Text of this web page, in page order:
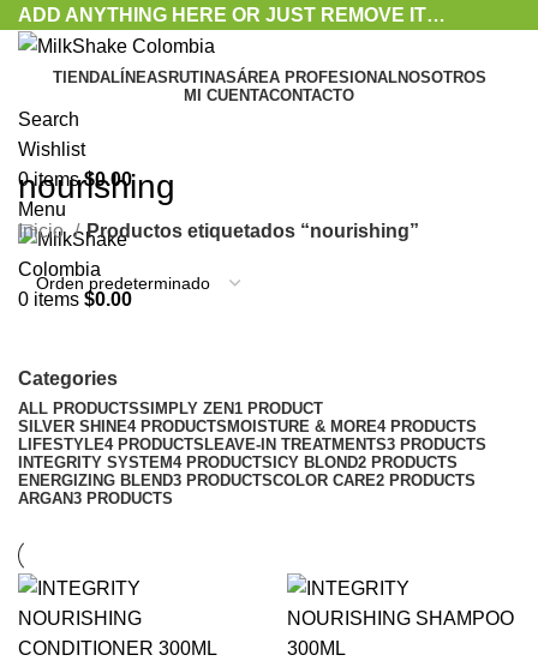
ADD ANYTHING HERE OR JUST REMOVE IT…
TIENDALÍNEAS RUTINASÁREA PROFESIONALNOSOTROS
MI CUENTACONTACTO
Search
Wishlist
0items $0.00
Menu
0 items $0.00
nourishing
Inicio Productos etiquetados “nourishing”
Categories
ALL PRODUCTSSIMPLY ZEN1 PRODUCT
SILVER SHINE4 PRODUCTS MOISTURE & MORE4 PRODUCTS
LIFESTYLE4 PRODUCTS LEAVE-IN TREATMENTS3 PRODUCTS
INTEGRITY SYSTEM4 PRODUCTS ICY BLOND2 PRODUCTS
ENERGIZING BLEND3 PRODUCTSCOLOR CARE2 PRODUCTS
ARGAN3 PRODUCTS